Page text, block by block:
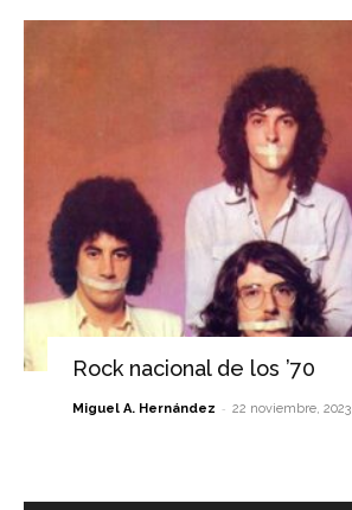
Rock nacional de los ’70
Miguel A. Hernández - 22 noviembre, 2023